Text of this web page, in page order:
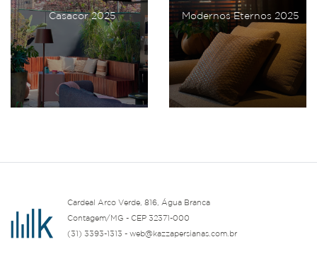
Casacor 2025 Modernos Eternos 2025
Cardeal Arco Verde, 816, Água Branca
Contagem/MG - CEP 32371-000
(31) 3393-1313 - web@kazzapersianas.com.br